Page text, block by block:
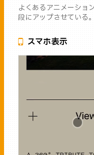
よくあるアニメーショ
段にアップさせている。
スマホ表示